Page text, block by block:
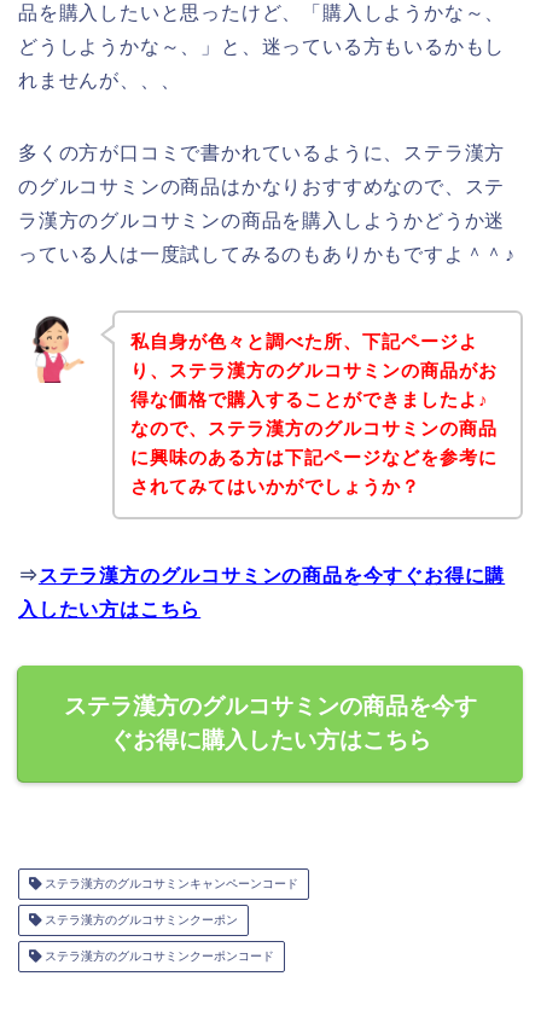
品を購入したいと思ったけど、「購入しようかな～、
どうしようかな～、」と、迷っている方もいるかもし
れませんが、、、
多くの方が口コミで書かれているように、ステラ漢方
のグルコサミンの商品はかなりおすすめなので、ステ
ラ漢方のグルコサミンの商品を購入しようかどうか迷
っている人は一度試してみるのもありかもですよ＾＾♪
私自身が色々と調べた所、下記ページよ
り、ステラ漢方のグルコサミンの商品がお
得な価格で購入することができましたよ♪
なので、ステラ漢方のグルコサミンの商品
に興味のある方は下記ページなどを参考に
されてみてはいかがでしょうか？
⇒ ステラ漢方のグルコサミンの商品を今すぐお得に購
入したい方はこちら
ステラ漢方のグルコサミンの商品を今す
ぐお得に購入したい方はこちら
ステラ漢方のグルコサミンキャンペーンコード
ステラ漢方のグルコサミンクーポン
ステラ漢方のグルコサミンクーポンコード